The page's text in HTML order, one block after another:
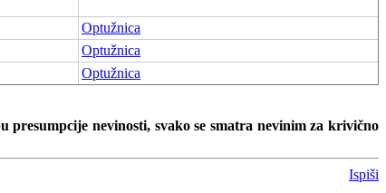
Optužnica
Optužnica
Optužnica
nevinosti, svako se smatra nevinim za krivično
Ispiši